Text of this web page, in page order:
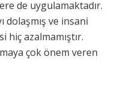
de uygulamaktadır.
dolaşmış ve insani
hiç azalmamıştır.
çok önem veren